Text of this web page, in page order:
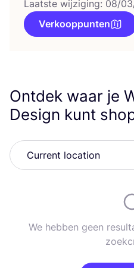
Laatste wijziging: 08/
Verkooppunten
Ontdek waar je
Design kunt
We hebben geen